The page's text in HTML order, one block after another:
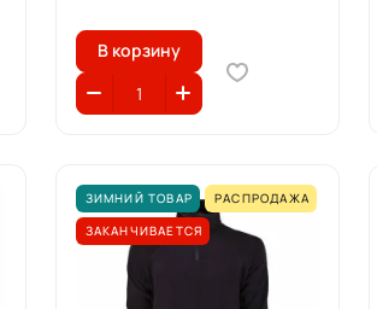
В корзину
ЗИМНИЙ ТОВАР
РАСПРОДАЖА
ЗАКАНЧИВАЕТСЯ